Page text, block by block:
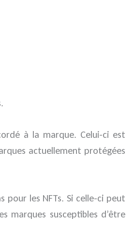
à la marque. Celui-ci est
actuellement protégées
pour les NFTs. Si celle-ci peut
marques susceptibles d’être